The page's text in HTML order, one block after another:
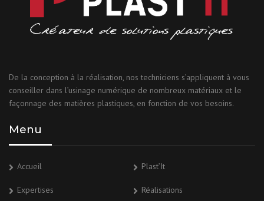
De la conception à la réalisation, nos techniciens s’appliquent à vous
conseiller dans l’usinage numérique de nombreux matériaux et le
façonnage des matières plastiques, en fonction de vos besoins.
Menu
Accueil Plast’It
Expertises Réalisations